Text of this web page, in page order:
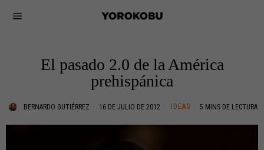
El pasado 2.0 de la América
prehispánica
BERNARDO GUTIÉRREZ 16 DE JULIO DE 2012 IDEAS 5 MINS DE LECTURA